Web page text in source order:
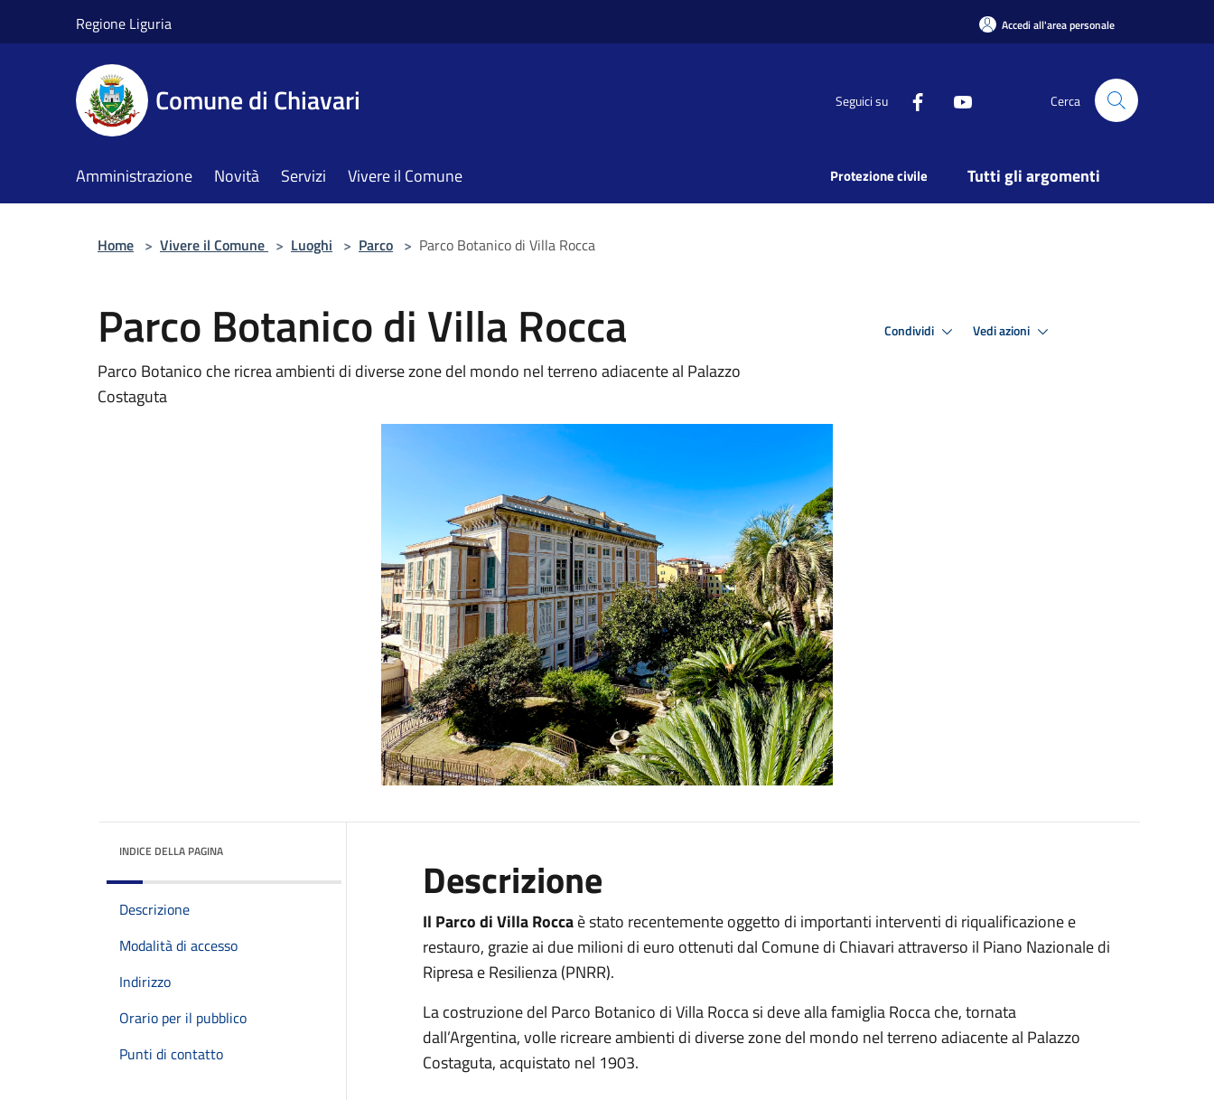
Regione Liguria Accedi all'area personale
Comune di Chiavari Seguici su Cerca
Amministrazione Novità Servizi Vivere il Comune Protezione civile Tutti gli argomenti
Home > Vivere il Comune > Luoghi > Parco > Parco Botanico di Villa Rocca
Parco Botanico di Villa Rocca
Parco Botanico che ricrea ambienti di diverse zone del mondo nel terreno adiacente al Palazzo
Costaguta
Condividi Vedi azioni
INDICE DELLA PAGINA
Descrizione
Modalità di accesso
Indirizzo
Orario per il pubblico
Punti di contatto
Descrizione
Il Parco di Villa Roccaè stato recentemente oggetto di importanti interventi di riqualificazione e
restauro, grazie ai due milioni di euro ottenuti dal Comune di Chiavari attraverso il Piano Nazionale di
Ripresa e Resilienza (PNRR).
La costruzione del Parco Botanico di Villa Rocca si deve alla famiglia Rocca che, tornata
dall’Argentina, volle ricreare ambienti di diverse zone del mondo nel terreno adiacente al Palazzo
Costaguta, acquistato nel 1903.